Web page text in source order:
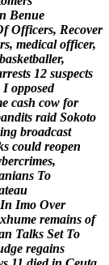
n Benue
f Officers, Recover
rs, medical officer,
basketballer,
rrests 12 suspects
I opposed
e cash cow for
andits raid Sokoto
ing broadcast
s could reopen
bercrimes,
nians To
teau
In Imo Over
xhume remains of
n Talks Set To
dge regains